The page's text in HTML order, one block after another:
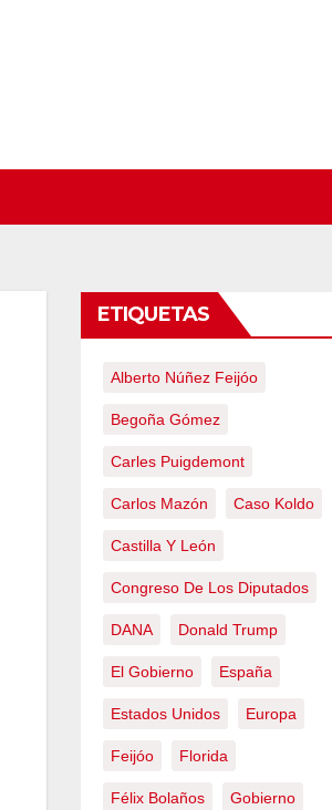
ETIQUETAS
Alberto Núñez Feijóo
Begoña Gómez
Carles Puigdemont
Carlos Mazón Caso Koldo
Castilla Y León
Congreso De Los Diputados
DANA Donald Trump
El Gobierno España
Estados Unidos Europa
Feijóo Florida
Félix Bolaños Gobierno